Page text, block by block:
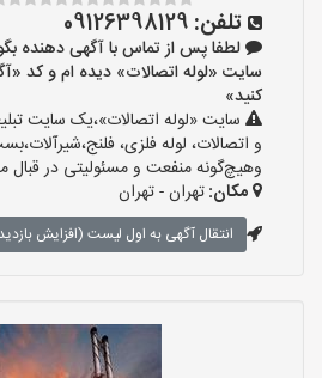
تلفن: 09126398129
لطفا پس از تماس با آگهی دهنده
کنید»
سایت «لوله اتصالات»،یک سایت
و اتصالات، لوله فلزی،
وهیچ‌گونه منفعت و مسئولیتی در قبال
مکان:تهران - تهران
انتقال آگهی به اول لیست (افزایش